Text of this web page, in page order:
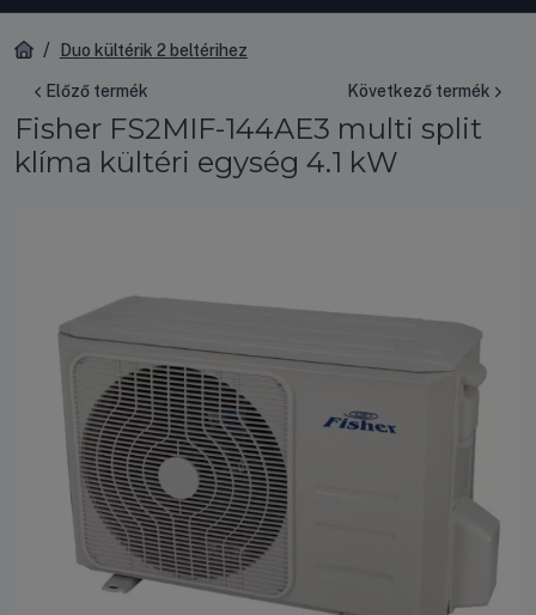
Duo kültérik 2 beltérihez
Előző termék Következő termék
Fisher FS2MIF-144AE3 multi split
klíma kültéri egység 4.1 kW